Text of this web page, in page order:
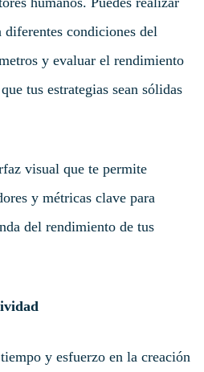
diferentes condiciones del
y evaluar el rendimiento
tus estrategias sean sólidas
visual que te permite
y métricas clave para
del rendimiento de tus
y esfuerzo en la creación